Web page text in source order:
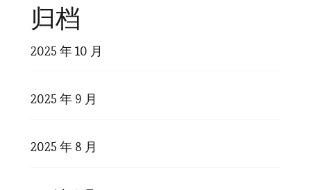
归档
2025 年 10 月
2025 年 9 月
2025 年 8 月